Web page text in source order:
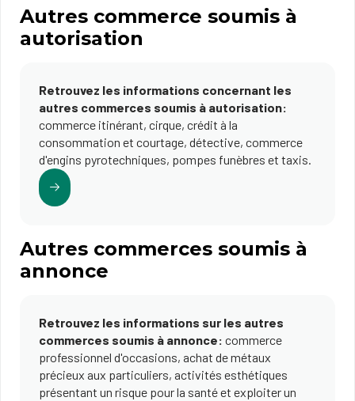
Autres commerce soumis à
autorisation
Retrouvez les informations concernant les
autres commerces soumis à autorisation:
commerce itinérant, cirque, crédit à la
consommation et courtage, détective, commerce
d'engins pyrotechniques, pompes funèbres et taxis.
Autres commerces soumis à
annonce
Retrouvez les informations sur les autres
commerces soumis à annonce: commerce
professionnel d'occasions, achat de métaux
précieux aux particuliers, activités esthétiques
présentant un risque pour la santé et exploiter un